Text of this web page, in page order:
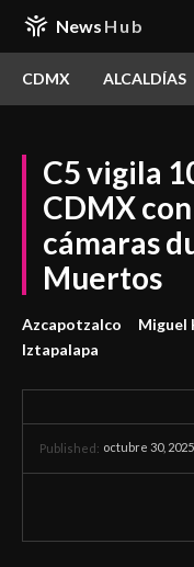
News Hub
CDMX ALCALDÍAS
C5 vigila
CDMX
cámaras
Muertos
Azcapotzalco Miguel
Iztapalapa
Published: octubre 30, 2025